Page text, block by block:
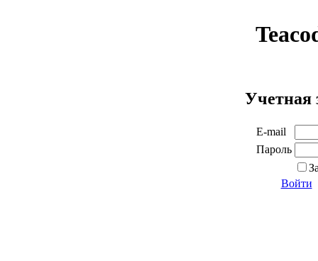
Учетная
E-mail
Пароль
Войти